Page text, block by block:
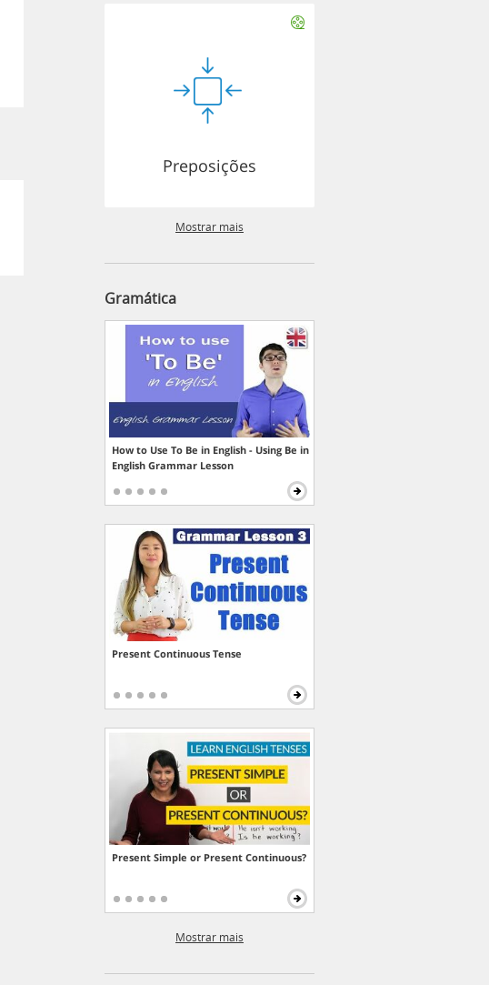
Preposições
Mostrar mais
Gramática
How to Use To Be in English - Using Be in
English Grammar Lesson
Present Continuous Tense
Present Simple or Present Continuous?
Mostrar mais